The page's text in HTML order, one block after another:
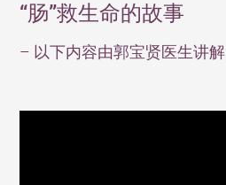
“肠”救生命的故事
– 以下内容由郭宝贤医生讲解